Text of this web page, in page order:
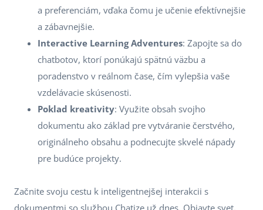
a preferenciám, vďaka čomu je učenie efektívnejšie
a zábavnejšie.
Interactive Learning Adventures: Zapojte sa do
chatbotov, ktorí ponúkajú spätnú väzbu a
poradenstvo v reálnom čase, čím vylepšia vaše
vzdelávacie skúsenosti.
Poklad kreativity: Využite obsah svojho
dokumentu ako základ pre vytváranie čerstvého,
originálneho obsahu a podnecujte skvelé nápady
pre budúce projekty.
Začnite svoju cestu k inteligentnejšej interakcii s
dokumentmi so službou Chatize už dnes. Objavte svet,